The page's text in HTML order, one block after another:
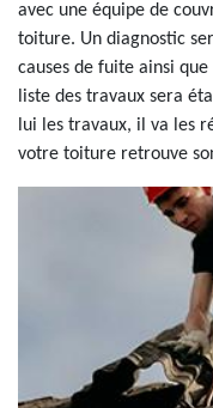
avec une équipe de
toiture. Un diagnostic
causes de fuite ainsi
liste des travaux sera
lui les travaux, il va les
votre toiture retrouve